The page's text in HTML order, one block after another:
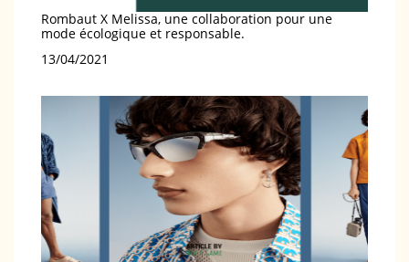
Rombaut X Melissa, une collaboration pour une
mode écologique et responsable.
Date
13/04/2021